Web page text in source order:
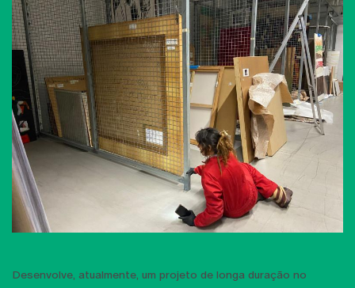
Desenvolve, atualmente, um projeto de longa duração no